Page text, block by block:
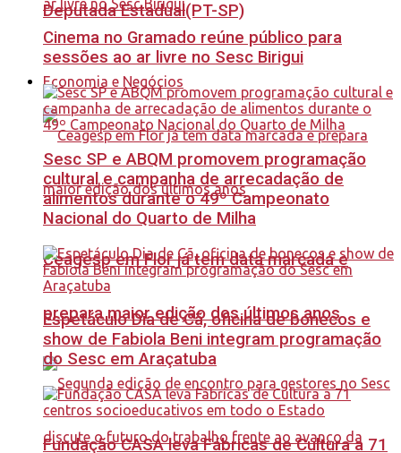
Deputada Estadual(PT-SP)
Economia e Negócios
Ceagesp em Flor já tem data marcada e
prepara maior edição dos últimos anos
Cinema no Gramado reúne público para
sessões ao ar livre no Sesc Birigui
Sesc SP e ABQM promovem programação
cultural e campanha de arrecadação de
alimentos durante o 49º Campeonato
Nacional do Quarto de Milha
Espetáculo Dia de Cã, oficina de bonecos e
show de Fabiola Beni integram programação
do Sesc em Araçatuba
Fundação CASA leva Fábricas de Cultura a 71